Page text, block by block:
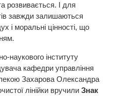
розвивається. І для
завжди залишаються
і моральні цінності, що
наукового інституту
кафедри управління
Захарова Олександра
лінійки вручили Знак